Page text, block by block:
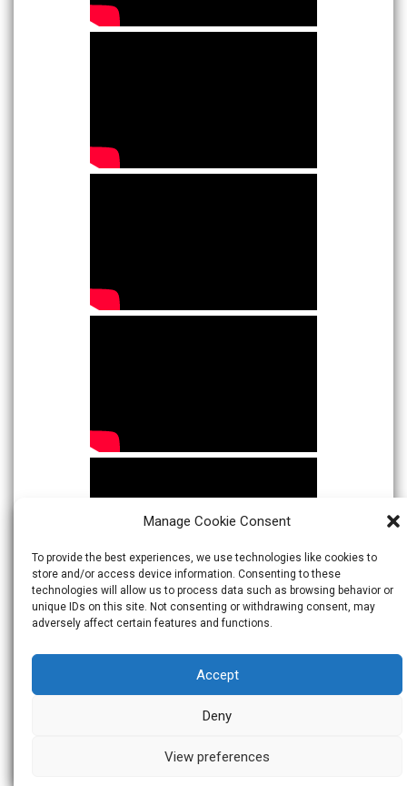
Manage Cookie Consent
To provide the best experiences, we use technologies like cookies to
store and/or access device information. Consenting to these
technologies will allow us to process data such as browsing behavior or
unique IDs on this site. Not consenting or withdrawing consent, may
adversely affect certain features and functions.
Accept
Deny
View preferences